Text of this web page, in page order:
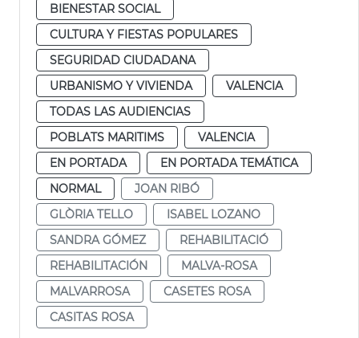
BIENESTAR SOCIAL
CULTURA Y FIESTAS POPULARES
SEGURIDAD CIUDADANA
URBANISMO Y VIVIENDA
VALENCIA
TODAS LAS AUDIENCIAS
POBLATS MARITIMS
VALENCIA
EN PORTADA
EN PORTADA TEMÁTICA
NORMAL
JOAN RIBÓ
GLÒRIA TELLO
ISABEL LOZANO
SANDRA GÓMEZ
REHABILITACIÓ
REHABILITACIÓN
MALVA-ROSA
MALVARROSA
CASETES ROSA
CASITAS ROSA